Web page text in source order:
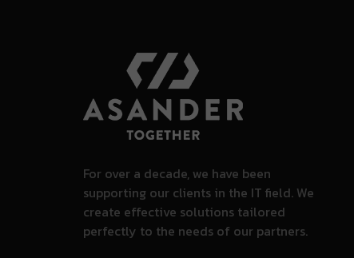
For over a decade, we have been
supporting our clients in the IT field. We
create effective solutions tailored
perfectly to the needs of our partners.